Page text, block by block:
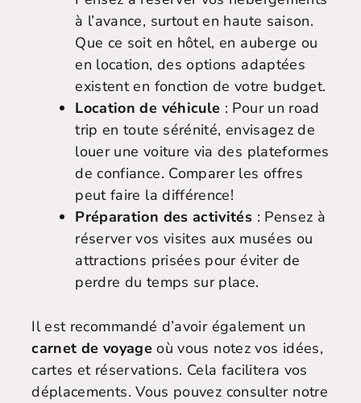
à l’avance, surtout en haute saison.
Que ce soit en hôtel, en auberge ou
en location, des options adaptées
existent en fonction de votre budget.
Location de véhicule : Pour un road
trip en toute sérénité, envisagez de
louer une voiture via des plateformes
de confiance. Comparer les offres
peut faire la différence!
Préparation des activités : Pensez à
réserver vos visites aux musées ou
attractions prisées pour éviter de
perdre du temps sur place.
Il est recommandé d’avoir également un
carnet de voyageoù vous notez vos idées,
cartes et réservations. Cela facilitera vos
déplacements. Vous pouvez consulter notre